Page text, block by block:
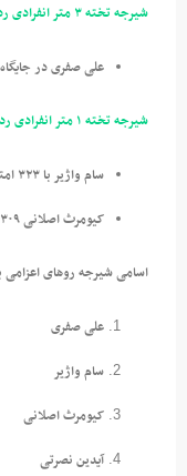
شیرجه تخته ۳ متر انفرادی رده سنی ۱۶-۱۸ سال
علی صفری در جایگاه
شیرجه تخته ۱ متر انفرادی رده سنی ۱۴-۱۵ سال
سام واژیر با ۳۲۳ امتیاز اول شد /
کیومرث اصلانی۳۰۹ با امتیاز
اسامی شیرجه روهای اعزامی
علی صفری
سام واژیر
کیومرث اصلانی
آیدین نصرتی